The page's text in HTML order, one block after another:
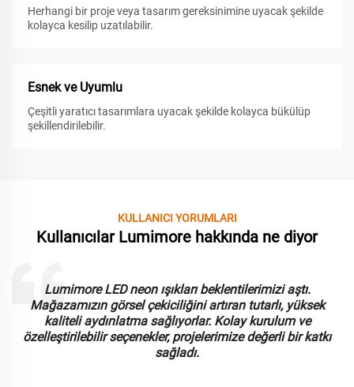
Herhangi bir proje veya tasarım gereksinimine uyacak şekilde
kolayca kesilip uzatılabilir.
Esnek ve Uyumlu
Çeşitli yaratıcı tasarımlara uyacak şekilde kolayca bükülüp
şekillendirilebilir.
KULLANICI YORUMLARI
Kullanıcılar Lumimore hakkında ne diyor
Lumimore LED neon ışıkları beklentilerimizi aştı.
Mağazamızın görsel çekiciliğini artıran tutarlı, yüksek
kaliteli aydınlatma sağlıyorlar. Kolay kurulum ve
özelleştirilebilir seçenekler, projelerimize değerli bir katkı
sağladı.